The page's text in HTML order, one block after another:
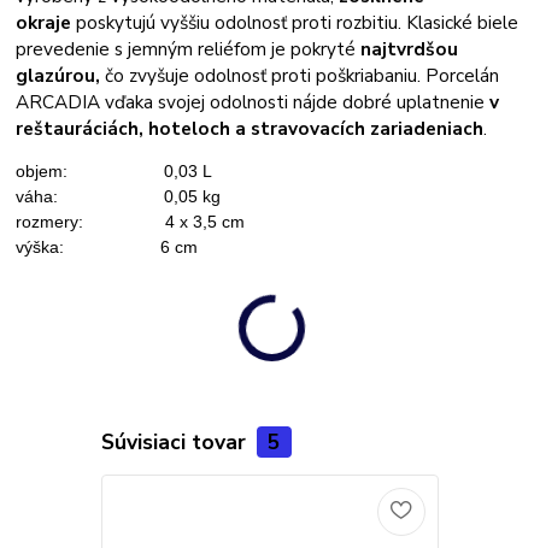
okraje poskytujú vyššiu odolnosť proti rozbitiu. Klasické biele
prevedenie s jemným reliéfom je pokryté najtvrdšou
glazúrou, čo zvyšuje odolnosť proti poškriabaniu. Porcelán
ARCADIA vďaka svojej odolnosti nájde dobré uplatnenie v
reštauráciách, hoteloch a stravovacích zariadeniach.
objem: 0,03 L
váha: 0,05 kg
rozmery: 4 x 3,5 cm
výška: 6 cm
Súvisiaci tovar 5